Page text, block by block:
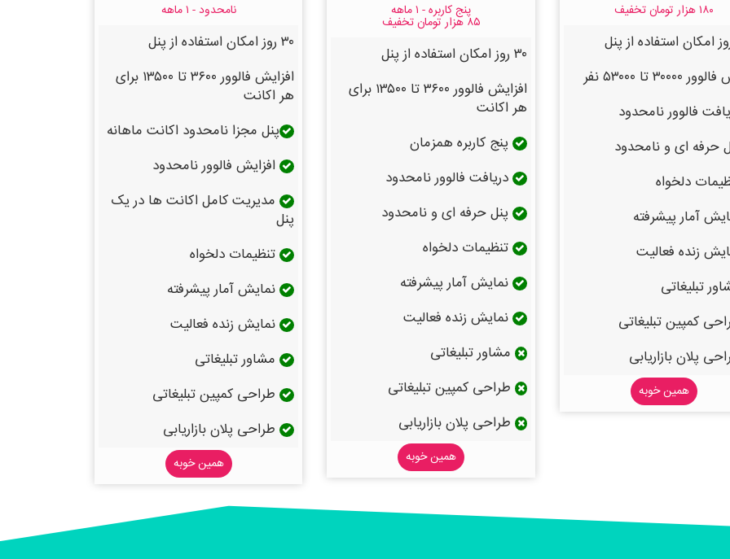
۱۸۰ هزار تومان تخفیف
تا ۵۳۰۰۰ نفر
فالوور نامحدود
حرفه ای و نامحدود
دلخواه
آمار پیشرفته
زنده فعالیت
تبلیغاتی
کمپین تبلیغاتی
پلان بازاریابی
همین خوبه
پنج کاربره - ۱ ماهه
۸۵ هزار تومان تخفیف
۳۰ روز امکان استفاده از پنل
افزایش فالوور ۳۶۰۰ تا ۱۳۵۰۰ برای
هر اکانت
پنج کاربره همزمان
دریافت فالوور نامحدود
پنل حرفه ای و نامحدود
تنظیمات دلخواه
نمایش آمار پیشرفته
نمایش زنده فعالیت
مشاور تبلیغاتی
طراحی کمپین تبلیغاتی
طراحی پلان بازاریابی
همین خوبه
نامحدود - ۱ ماهه
۳۰ روز امکان استفاده از پنل
افزایش فالوور ۳۶۰۰ تا ۱۳۵۰۰ برای
هر اکانت
پنل مجزا نامحدود اکانت ماهانه
افزایش فالوور نامحدود
مدیریت کامل اکانت ها در یک
پنل
تنظیمات دلخواه
نمایش آمار پیشرفته
نمایش زنده فعالیت
مشاور تبلیغاتی
طراحی کمپین تبلیغاتی
طراحی پلان بازاریابی
همین خوبه